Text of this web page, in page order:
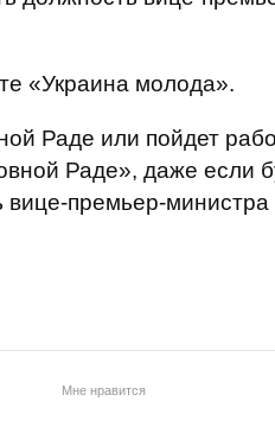
«Украина молода».
Раде или пойдет
Раде», даже если
вице-премьер-
Мне нравится